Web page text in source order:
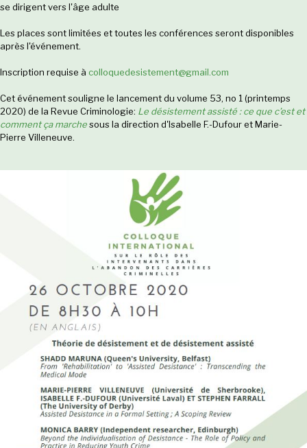
se dirigent vers l'âge adulte
Les places sont limitées et toutes les conférences seront disponibles
après l'événement.
Inscription requise à colloquedesistement@gmail.com
Cet événement souligne le lancement du volume 53, no 1 (printemps
2020) de la Revue Criminologie: Le désistement assisté : ce que c’est et
comment ça marchesous la direction d'Isabelle F.-Dufouret Marie-
Pierre Villeneuve.